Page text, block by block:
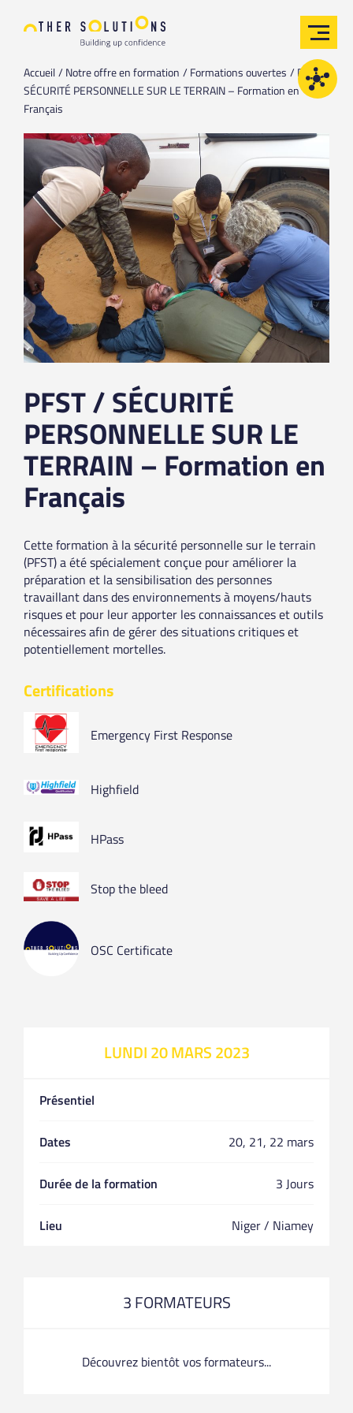
Accueil Notre offre en formation Formations ouvertes
PFST /
SÉCURITÉ PERSONNELLE SUR LE TERRAIN – Formation en
Français
PFST / SÉCURITÉ
PERSONNELLE SUR LE
TERRAIN – Formation en
Français
Cette formation à la sécurité personnelle sur le terrain
(PFST) a été spécialement conçue pour améliorer la
préparation et la sensibilisation des personnes
travaillant dans des environnements à moyens/hauts
risques et pour leur apporter les connaissances et outils
nécessaires afin de gérer des situations critiques et
potentiellement mortelles.
Certifications
Emergency First Response
Highfield
HPass
Stop the bleed
OSC Certificate
LUNDI 20 MARS 2023
Présentiel
Dates 20, 21, 22 mars
Durée de la formation 3 Jours
Lieu Niger / Niamey
3 FORMATEURS
Découvrez bientôt vos formateurs...